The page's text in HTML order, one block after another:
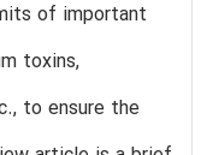
of important
toxins,
to ensure the